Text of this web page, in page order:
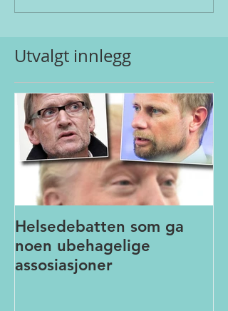
Utvalgt innlegg
Helsedebatten som ga
noen ubehagelige
assosiasjoner